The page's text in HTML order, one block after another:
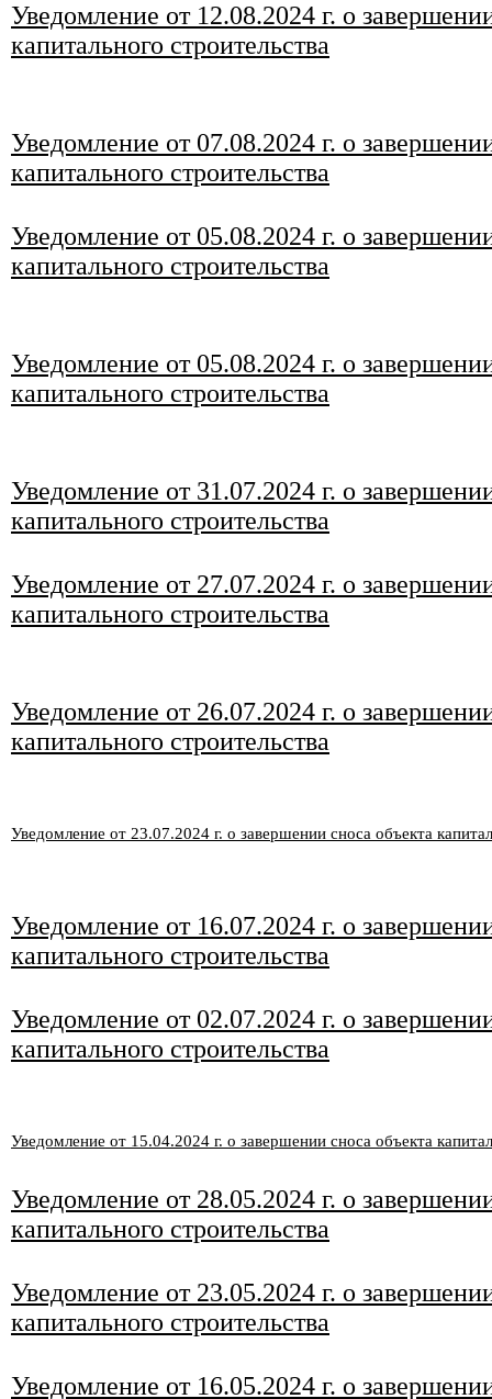
Уведомление от 12.08.2024 г. о
капитального строительства
Уведомление от 07.08.2024 г. о
капитального строительства
Уведомление от 05.08.2024 г. о
капитального строительства
Уведомление от 05.08.2024 г. о
капитального строительства
Уведомление от 31.07.2024 г. о
капитального строительства
Уведомление от 27.07.2024 г. о
капитального строительства
Уведомление от 26.07.2024 г. о
капитального строительства
Уведомление от 23.07.2024 г. о завершении сноса объекта
Уведомление от 16.07.2024 г. о
капитального строительства
Уведомление от 02.07.2024 г. о
капитального строительства
Уведомление от 15.04.2024 г. о завершении сноса объекта
Уведомление от 28.05.2024 г. о
капитального строительства
Уведомление от 23.05.2024 г. о
капитального строительства
Уведомление от 16.05.2024 г. о